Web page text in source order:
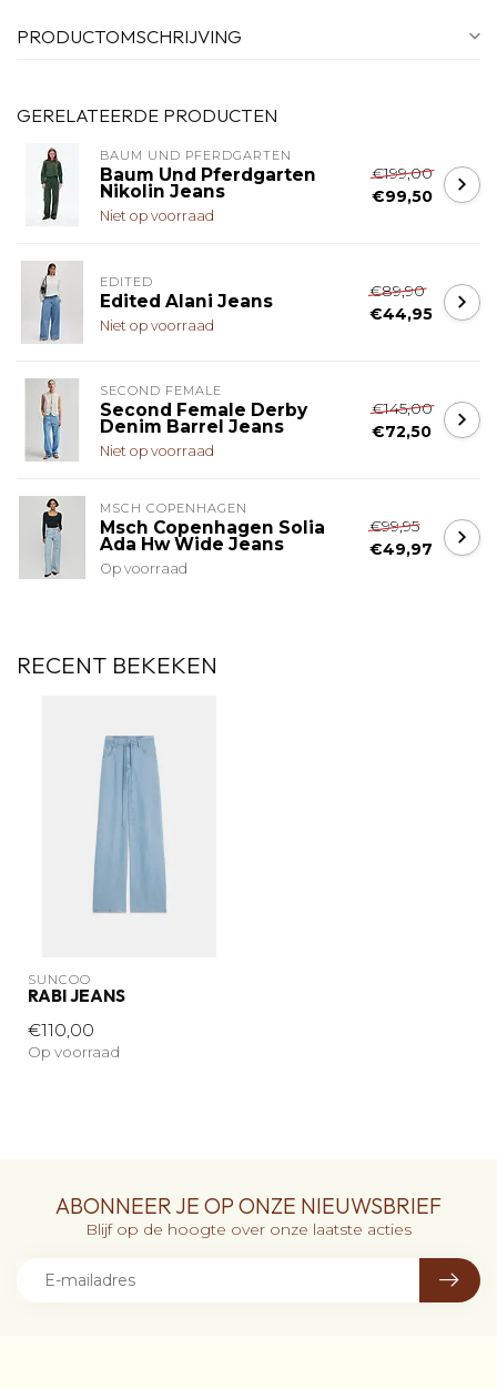
PRODUCTOMSCHRIJVING
GERELATEERDE PRODUCTEN
BAUM UND PFERDGARTEN
Baum Und Pferdgarten
Nikolin Jeans
Niet op voorraad
€199,00
€99,50
EDITED
Edited Alani Jeans
Niet op voorraad
€89,90
€44,95
SECOND FEMALE
Second Female Derby
Denim Barrel Jeans
Niet op voorraad
€145,00
€72,50
MSCH COPENHAGEN
Msch Copenhagen Solia
Ada Hw Wide Jeans
Op voorraad
€99,95
€49,97
RECENT BEKEKEN
SUNCOO
RABI JEANS
€110,00
Op voorraad
ABONNEER JE OP ONZE NIEUWSBRIEF
Blijf op de hoogte over onze laatste acties